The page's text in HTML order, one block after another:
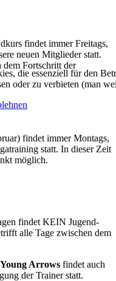
findet immer Freitags,
neuen Mitglieder statt.
Fortschritt der
findet immer Montags,
statt. In dieser Zeit
möglich.
findet KEIN Jugend-
alle Tage zwischen dem
Arrows findet auch
der Trainer statt.
die essenziell für den
oder zu verbieten (man